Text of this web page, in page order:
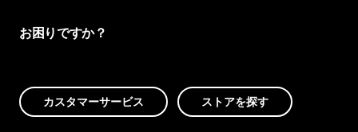
お困りですか？
カスタマーサービス ストアを探す